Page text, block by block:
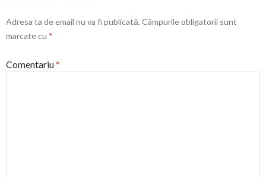
Adresa ta de email nu va fi publicată. Câmpurile obligatorii sunt
marcate cu *
Comentariu*